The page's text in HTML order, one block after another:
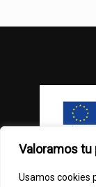
Valoramos tu
Usamos cookies